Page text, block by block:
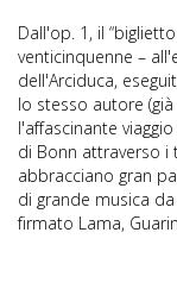
Dall'op. 1, il
venticinquenne –
dell'Arciduca,
lo stesso autore
l'affascinante
di Bonn attraverso i
abbracciano gran
di grande musica
firmato Lama,